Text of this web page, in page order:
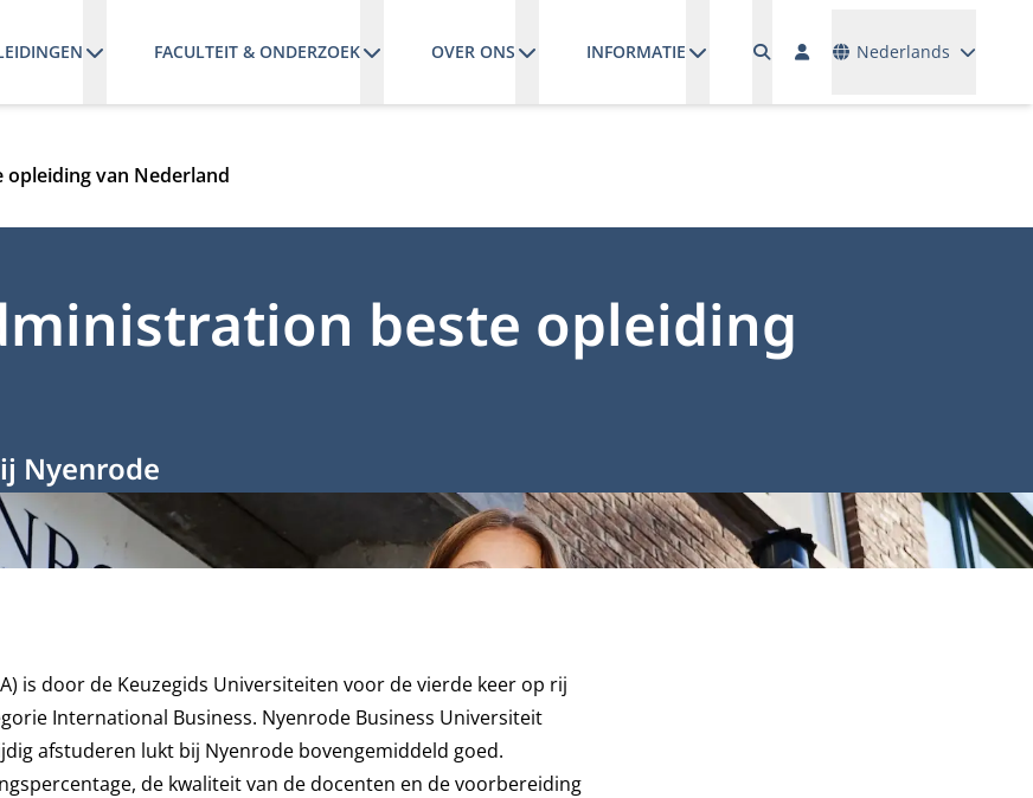
FACULTEIT & ONDERZOEK OVER ONS INFORMATIE Nederlands
opleiding van Nederland
beste opleiding
Nyenrode
is door de Keuzegids Universiteiten voor de vierde keer op rij
International Business. Nyenrode Business Universiteit
afstuderen lukt bij Nyenrode bovengemiddeld goed.
de kwaliteit van de docenten en de voorbereiding